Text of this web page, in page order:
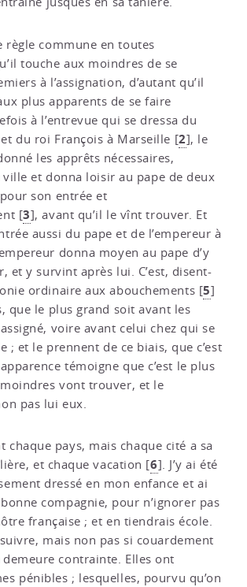
règle commune en toutes
touche aux moindres de se
à l’assignation, d’autant qu’il
plus apparents de se faire
à l’entrevue qui se dressa du
du roi François à Marseille [2], le
les apprêts nécessaires,
ville et donna loisir au pape de deux
son entrée et
[3], avant qu’il le vînt trouver. Et
aussi du pape et de l’empereur à
donna moyen au pape d’y
et y survint après lui. C’est, disent-
ordinaire aux abouchements [5]
que le plus grand soit avant les
voire avant celui chez qui se
; et le prennent de ce biais, que c’est
témoigne que c’est le plus
vont trouver, et le
pas lui eux.
chaque pays, mais chaque cité a sa
et chaque vacation [6]. J’y ai été
dressé en mon enfance et ai
compagnie, pour n’ignorer pas
française ; et en tiendrais école.
mais non pas si couardement
contrainte. Elles ont
pénibles ; lesquelles, pourvu qu’on